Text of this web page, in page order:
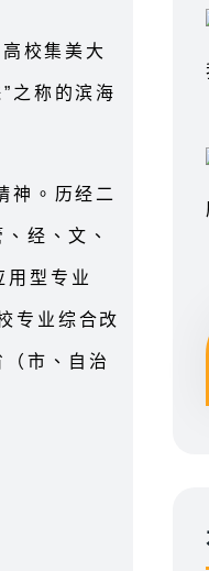
校集美大
之称的滨海
神。历经二
经、文、
用型专业
专业综合改
市、自治